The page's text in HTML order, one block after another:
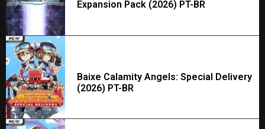
Expansion Pack (2026) PT-BR
Baixe Calamity Angels: Special Delivery
(2026) PT-BR